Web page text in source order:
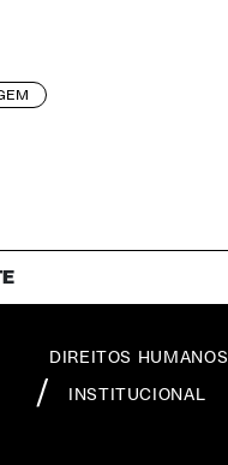
DIREITOS HUMANOS
INSTITUCIONAL